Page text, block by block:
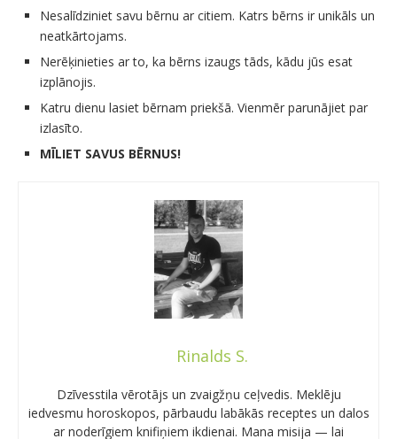
Nesalīdziniet savu bērnu ar citiem. Katrs bērns ir unikāls un
neatkārtojams.
Nerēķinieties ar to, ka bērns izaugs tāds, kādu jūs esat
izplānojis.
Katru dienu lasiet bērnam priekšā. Vienmēr parunājiet par
izlasīto.
MĪLIET SAVUS BĒRNUS!
Rinalds S.
Dzīvesstila vērotājs un zvaigžņu ceļvedis. Meklēju
iedvesmu horoskopos, pārbaudu labākās receptes un dalos
ar noderīgiem knifiņiem ikdienai. Mana misija — lai